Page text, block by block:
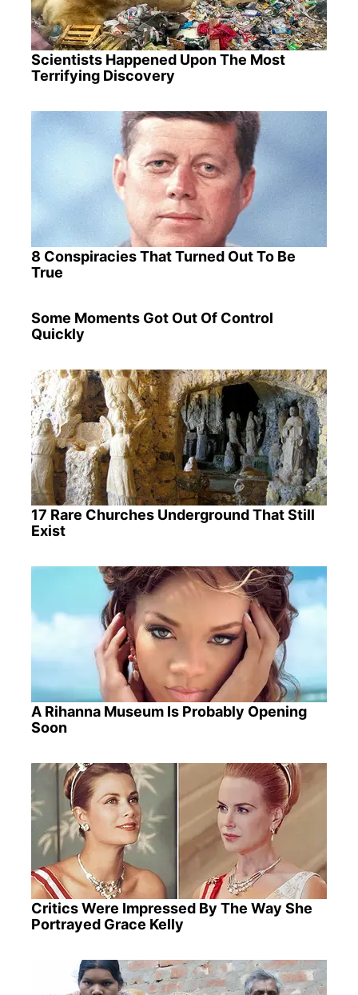
Scientists Happened Upon The Most
Terrifying Discovery
8 Conspiracies That Turned Out To Be
True
Some Moments Got Out Of Control
Quickly
17 Rare Churches Underground That Still
Exist
A Rihanna Museum Is Probably Opening
Soon
Critics Were Impressed By The Way She
Portrayed Grace Kelly